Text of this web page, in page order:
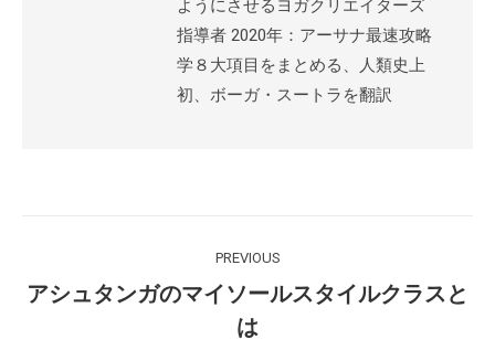
ようにさせるヨガクリエイターズ
指導者 2020年：アーサナ最速攻略
学８大項目をまとめる、人類史上
初、ボーガ・スートラを翻訳
navigation
PREVIOUS
Previous
post:
アシュタンガのマイソールスタイルクラスと
は